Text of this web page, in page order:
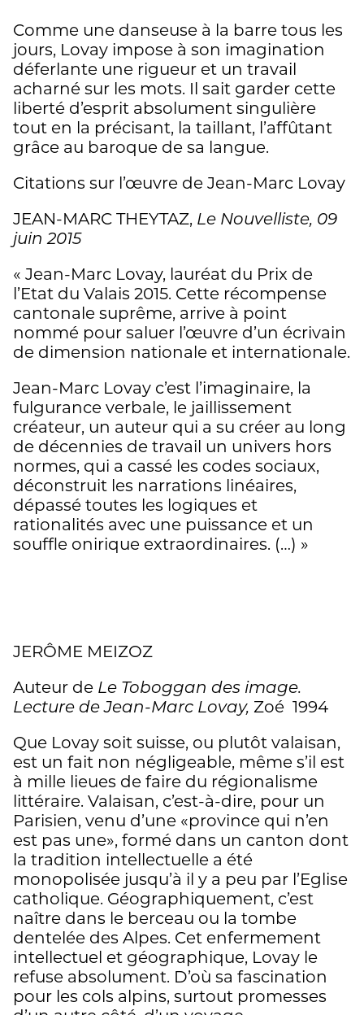
Comme une danseuse à la barre tous les
jours, Lovay impose à son imagination
déferlante une rigueur et un travail
acharné sur les mots. Il sait garder cette
liberté d’esprit absolument singulière
tout en la précisant, la taillant, l’affûtant
grâce au baroque de sa langue.
Citations sur l’œuvre de Jean-Marc Lovay
JEAN-MARC THEYTAZ, Le Nouvelliste, 09
juin 2015
« Jean-Marc Lovay, lauréat du Prix de
l’Etat du Valais 2015. Cette récompense
cantonale suprême, arrive à point
nommé pour saluer l’œuvre d’un écrivain
de dimension nationale et internationale.
Jean-Marc Lovay c’est l’imaginaire, la
fulgurance verbale, le jaillissement
créateur, un auteur qui a su créer au long
de décennies de travail un univers hors
normes, qui a cassé les codes sociaux,
déconstruit les narrations linéaires,
dépassé toutes les logiques et
rationalités avec une puissance et un
souffle onirique extraordinaires. (…) »
JERÔME MEIZOZ
Auteur de Le Toboggan des image.
Lecture de Jean-Marc Lovay, Zoé 1994
Que Lovay soit suisse, ou plutôt valaisan,
est un fait non négligeable, même s’il est
à mille lieues de faire du régionalisme
littéraire. Valaisan, c’est-à-dire, pour un
Parisien, venu d’une «province qui n’en
est pas une», formé dans un canton dont
la tradition intellectuelle a été
monopolisée jusqu’à il y a peu par l’Eglise
catholique. Géographiquement, c’est
naître dans le berceau ou la tombe
dentelée des Alpes. Cet enfermement
intellectuel et géographique, Lovay le
refuse absolument. D’où sa fascination
pour les cols alpins, surtout promesses